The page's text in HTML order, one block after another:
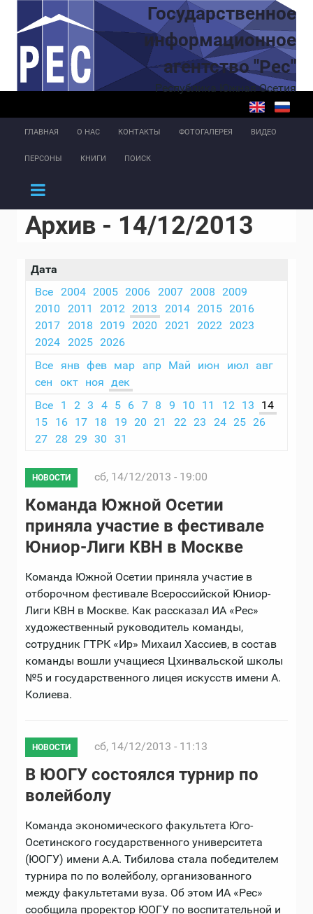
Перейти к основному содержаниюГосударственное
информационное
агентство "Рес"
Республика Южная Осетия
ГЛАВНАЯ О НАС КОНТАКТЫ ФОТОГАЛЕРЕЯ ВИДЕО
ПЕРСОНЫ КНИГИ ПОИСК
Архив - 14/12/2013
Дата
Все
2004 2005 2006 2007 2008
2009
2010
2011 2012 2013 2014 2015 2016
2017
2018 2019 2020 2021 2022 2023
2024
2025
2026
Все янв фев мар апр Май июн июл
авг
сен
окт ноя дек
Все
1 2 3 4 5 6 7 8 9 10 11 12 13
14
15
16 17 18 19 20 21 22 23 24 25 26
27
28 29 30 31
НОВОСТИ сб, 14/12/2013 - 19:00
Команда Южной Осетии
приняла участие в фестивале
Юниор-Лиги КВН в Москве
Команда Южной Осетии приняла участие в
отборочном фестивале Всероссийской Юниор-
Лиги КВН в Москве. Как рассказал ИА «Рес»
художественный руководитель команды,
сотрудник ГТРК «Ир» Михаил Хассиев, в состав
команды вошли учащиеся Цхинвальской школы
№5 и государственного лицея искусств имени А.
Колиева.
НОВОСТИ сб, 14/12/2013 - 11:13
В ЮОГУ состоялся турнир по
волейболу
Команда экономического факультета Юго-
Осетинского государственного университета
(ЮОГУ) имени А.А. Тибилова стала победителем
турнира по по волейболу, организованного
между факультетами вуза. Об этом ИА «Рес»
сообщила проректор ЮОГУ по воспитательной и